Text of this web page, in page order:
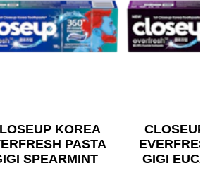
KOREA
PASTA
SPEARMINT
GIGI